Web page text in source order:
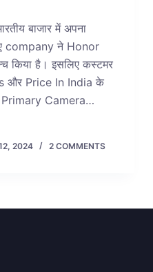
बाजार में अपना
company ने Honor
किया है। इसलिए कस्टमर
और Price In India के
Primary Camera…
2024 2 COMMENTS